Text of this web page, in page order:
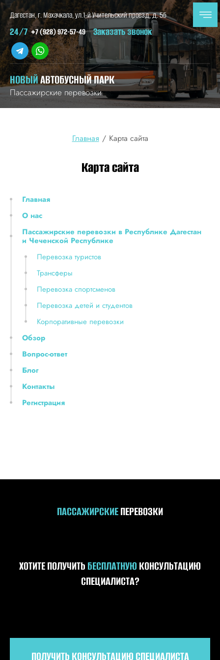
Дагестан, г. Махачкала, ул.1-й Учительский проезд, д. 5Б
24/7 +7 (928) 972-57-49 Заказать звонок
НОВЫЙАВТОБУСНЫЙ ПАРК
Пассажирские перевозки
Главная / Карта сайта
Карта сайта
Главная
О нас
Пассажирские перевозки в Республике Дагестан
и Чеченской Республике
Перевозка туристов
Трансферы
Перевозка спортсменов
Перевозка детей и студентов
Корпоративные перевозки
Обзор
Вопрос-ответ
Блог
Контакты
Регистрация
ПАССАЖИРСКИЕПЕРЕВОЗКИ
ХОТИТЕ ПОЛУЧИТЬБЕСПЛАТНУЮКОНСУЛЬТАЦИЮ
СПЕЦИАЛИСТА?
ПОЛУЧИТЬ КОНСУЛЬТАЦИЮ СПЕЦИАЛИСТА